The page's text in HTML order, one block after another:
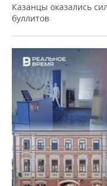
Казанцы оказались
буллитов